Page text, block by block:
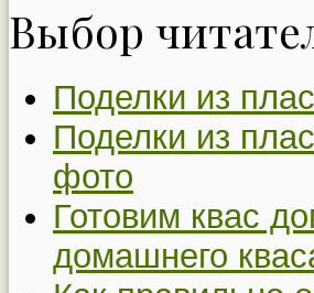
Выбор
Поделки из
Поделки из
фото
Готовим квас
домашнего